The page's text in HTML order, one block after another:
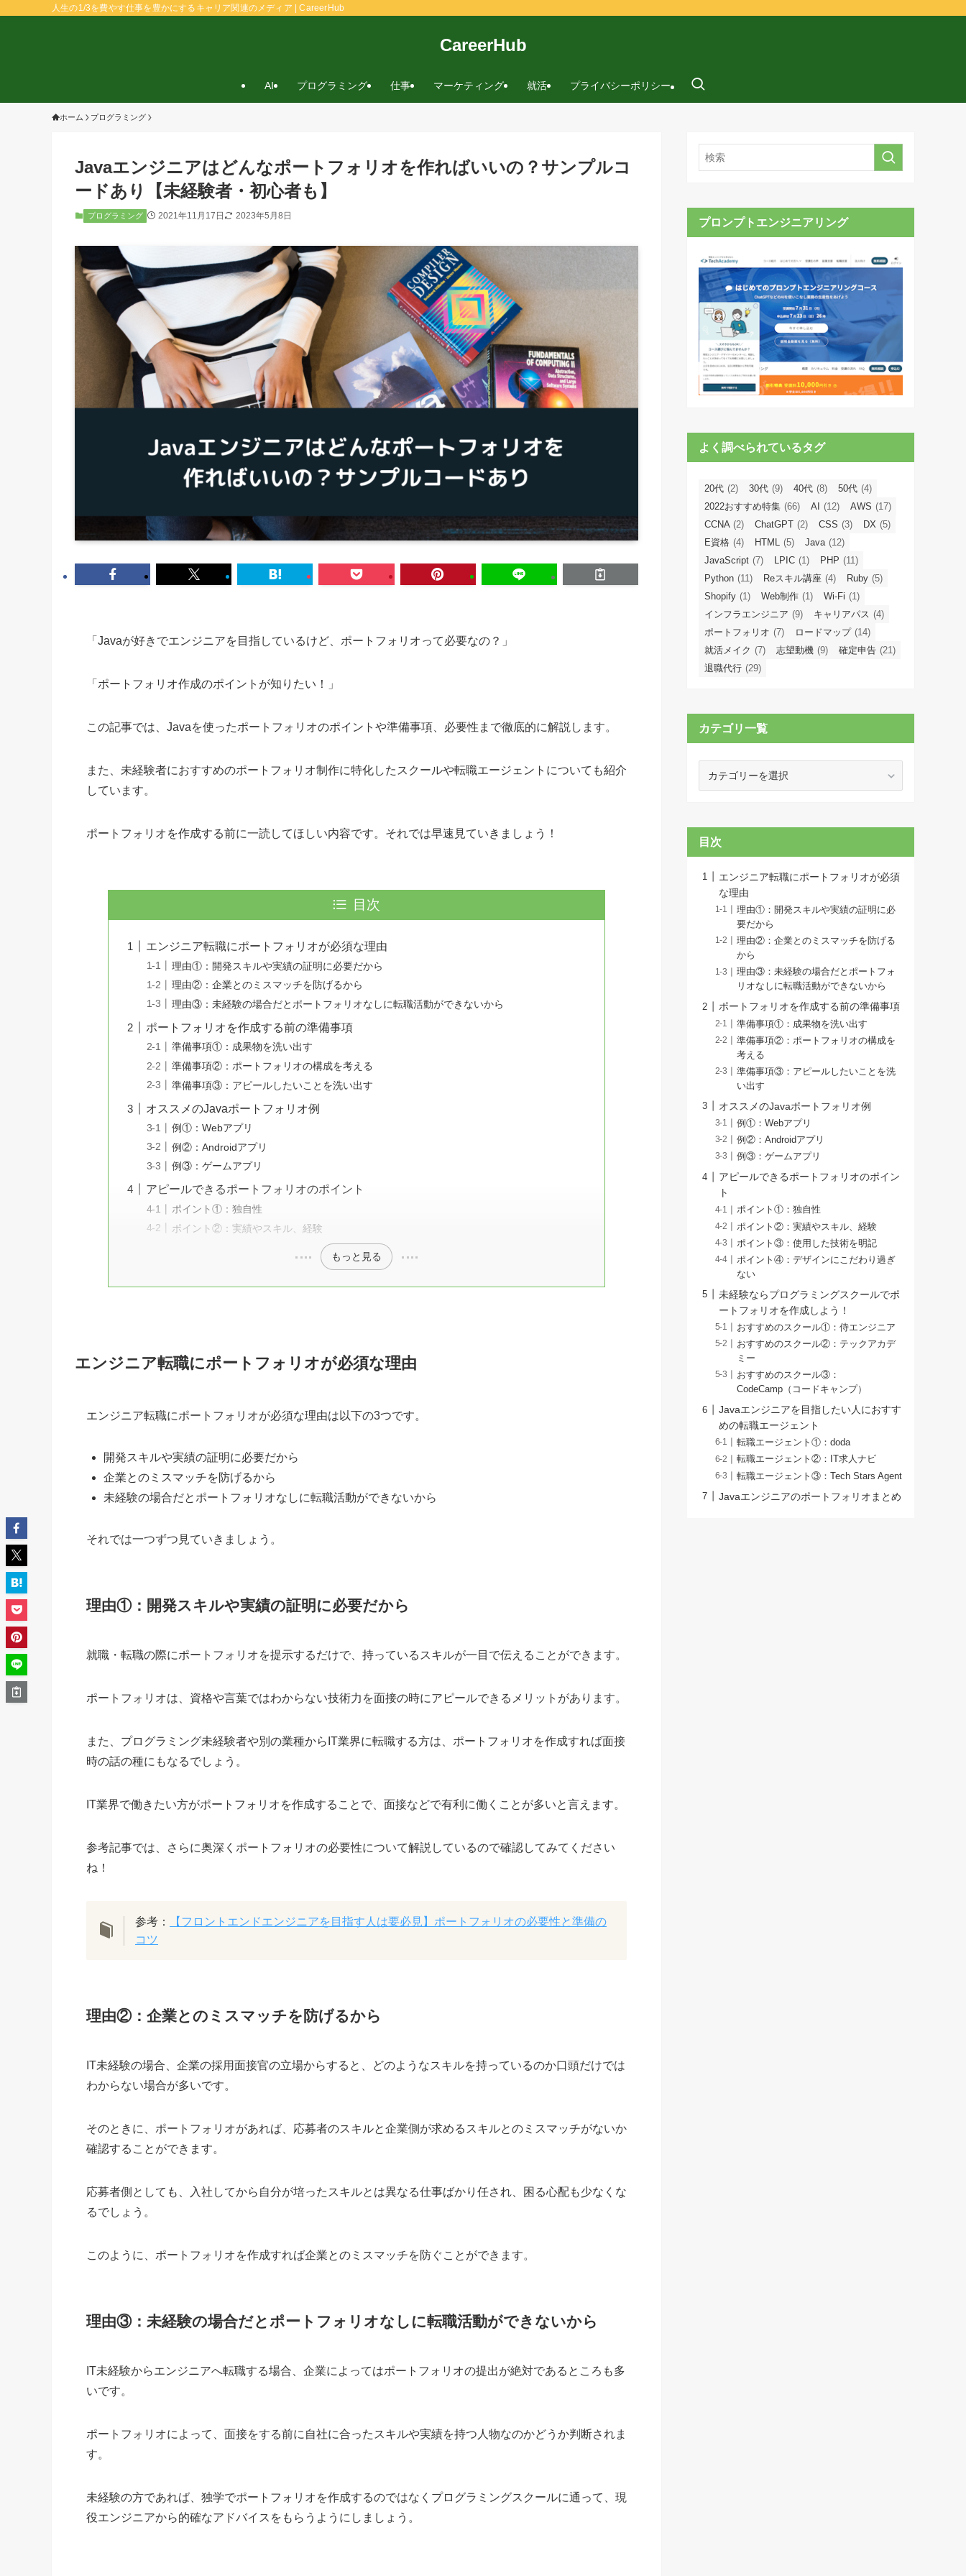
人生の1/3を費やす仕事を豊かにするキャリア関連のメディア | CareerHub
CareerHub
AI プログラミング 仕事 マーケティング 就活 プライバシーポリシー
ホーム プログラミング
Javaエンジニアはどんなポートフォリオを作ればいいの？サンプルコ
ードあり【未経験者・初心者も】
プログラミング 2021年11月17日 2023年5月8日
「Javaが好きでエンジニアを目指しているけど、ポートフォリオって必要なの？」
「ポートフォリオ作成のポイントが知りたい！」
この記事では、Javaを使ったポートフォリオのポイントや準備事項、必要性まで徹底的に解説します。
また、未経験者におすすめのポートフォリオ制作に特化したスクールや転職エージェントについても紹介
しています。
ポートフォリオを作成する前に一読してほしい内容です。それでは早速見ていきましょう！
目次
エンジニア転職にポートフォリオが必須な理由
理由①：開発スキルや実績の証明に必要だから
理由②：企業とのミスマッチを防げるから
理由③：未経験の場合だとポートフォリオなしに転職活動ができないから
ポートフォリオを作成する前の準備事項
準備事項①：成果物を洗い出す
準備事項②：ポートフォリオの構成を考える
準備事項③：アピールしたいことを洗い出す
オススメのJavaポートフォリオ例
例①：Webアプリ
例②：Androidアプリ
例③：ゲームアプリ
アピールできるポートフォリオのポイント
ポイント①：独自性
ポイント②：実績やスキル、経験
もっと見る
エンジニア転職にポートフォリオが必須な理由
エンジニア転職にポートフォリオが必須な理由は以下の3つです。
開発スキルや実績の証明に必要だから
企業とのミスマッチを防げるから
未経験の場合だとポートフォリオなしに転職活動ができないから
それでは一つずつ見ていきましょう。
理由①：開発スキルや実績の証明に必要だから
就職・転職の際にポートフォリオを提示するだけで、持っているスキルが一目で伝えることができます。
ポートフォリオは、資格や言葉ではわからない技術力を面接の時にアピールできるメリットがあります。
また、プログラミング未経験者や別の業種からIT業界に転職する方は、ポートフォリオを作成すれば面接
時の話の種にもなるでしょう。
IT業界で働きたい方がポートフォリオを作成することで、面接などで有利に働くことが多いと言えます。
参考記事では、さらに奥深くポートフォリオの必要性について解説しているので確認してみてください
ね！
参考：
【フロントエンドエンジニアを目指す人は要必見】ポートフォリオの必要性と準備の
コツ
理由②：企業とのミスマッチを防げるから
IT未経験の場合、企業の採用面接官の立場からすると、どのようなスキルを持っているのか口頭だけでは
わからない場合が多いです。
そのときに、ポートフォリオがあれば、応募者のスキルと企業側が求めるスキルとのミスマッチがないか
確認することができます。
応募者側としても、入社してから自分が培ったスキルとは異なる仕事ばかり任され、困る心配も少なくな
るでしょう。
このように、ポートフォリオを作成すれば企業とのミスマッチを防ぐことができます。
理由③：未経験の場合だとポートフォリオなしに転職活動ができないから
IT未経験からエンジニアへ転職する場合、企業によってはポートフォリオの提出が絶対であるところも多
いです。
ポートフォリオによって、面接をする前に自社に合ったスキルや実績を持つ人物なのかどうか判断されま
す。
未経験の方であれば、独学でポートフォリオを作成するのではなくプログラミングスクールに通って、現
役エンジニアから的確なアドバイスをもらうようにしましょう。
プロンプトエンジニアリング
よく調べられているタグ
20代 (2) 30代 (9) 40代 (8) 50代 (4)
2022おすすめ特集 (66) AI (12) AWS (17)
CCNA (2) ChatGPT (2) CSS (3) DX (5)
E資格 (4) HTML (5) Java (12)
JavaScript (7) LPIC (1) PHP (11)
Python (11) Reスキル講座 (4) Ruby (5)
Shopify (1) Web制作 (1) Wi-Fi (1)
インフラエンジニア (9) キャリアパス (4)
ポートフォリオ (7) ロードマップ (14)
就活メイク (7) 志望動機 (9) 確定申告 (21)
退職代行 (29)
カテゴリ一覧
一
覧
目次
エンジニア転職にポートフォリオが必須
な理由
理由①：開発スキルや実績の証明に必
要だから
理由②：企業とのミスマッチを防げる
から
理由③：未経験の場合だとポートフォ
リオなしに転職活動ができないから
ポートフォリオを作成する前の準備事項
準備事項①：成果物を洗い出す
準備事項②：ポートフォリオの構成を
考える
準備事項③：アピールしたいことを洗
い出す
オススメのJavaポートフォリオ例
例①：Webアプリ
例②：Androidアプリ
例③：ゲームアプリ
アピールできるポートフォリオのポイン
ト
ポイント①：独自性
ポイント②：実績やスキル、経験
ポイント③：使用した技術を明記
ポイント④：デザインにこだわり過ぎ
ない
未経験ならプログラミングスクールでポ
ートフォリオを作成しよう！
おすすめのスクール①：侍エンジニア
おすすめのスクール②：テックアカデ
ミー
おすすめのスクール③：
CodeCamp（コードキャンプ）
Javaエンジニアを目指したい人におすす
めの転職エージェント
転職エージェント①：doda
転職エージェント②：IT求人ナビ
転職エージェント③：Tech Stars Agent
Javaエンジニアのポートフォリオまとめ